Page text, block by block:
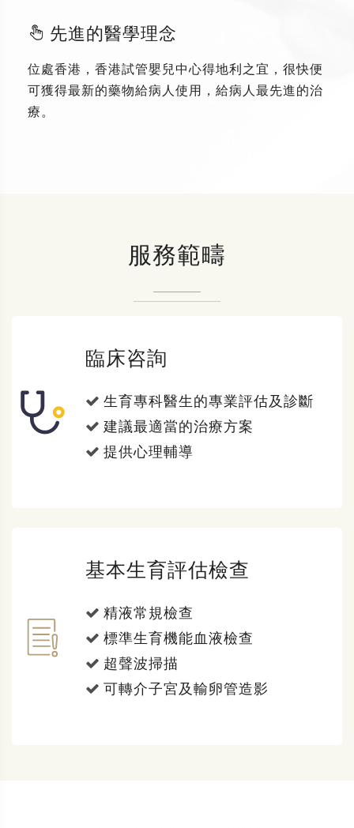
先進的醫學理念
位處香港，香港試管嬰兒中心得地利之宜，很快便
可獲得最新的藥物給病人使用，給病人最先進的治
療。
服務範疇
臨床咨詢
生育專科醫生的專業評估及診斷
建議最適當的治療方案
提供心理輔導
基本生育評估檢查
精液常規檢查
標準生育機能血液檢查
超聲波掃描
可轉介子宮及輸卵管造影